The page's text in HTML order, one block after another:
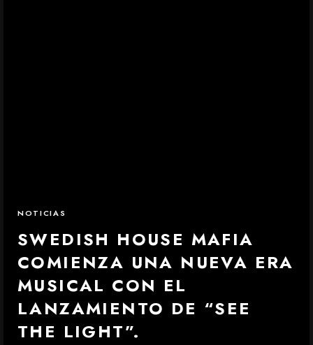
NOTICIAS
SWEDISH HOUSE MAFIA
COMIENZA UNA NUEVA ERA
MUSICAL CON EL
LANZAMIENTO DE “SEE
THE LIGHT”.